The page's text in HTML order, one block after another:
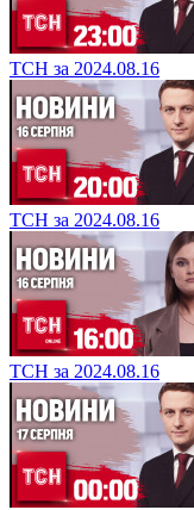
ТСН за 2024.08.16
ТСН за 2024.08.16
ТСН за 2024.08.16